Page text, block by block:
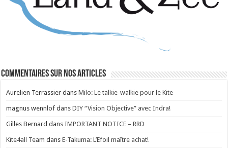
Commentaires sur nos articles
Aurelien Terrassier dansMilo: Le talkie-walkie pour le Kite
magnus wennlof dansDIY “Vision Objective” avec Indra!
Gilles Bernard dansIMPORTANT NOTICE – RRD
Kite4all Team dansE-Takuma: L’Efoil maître achat!